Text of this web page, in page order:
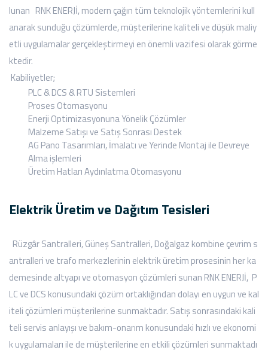
lunan RNK ENERJİ, modern çağın tüm teknolojik yöntemlerini kull
anarak sunduğu çözümlerde, müşterilerine kaliteli ve düşük maliy
etli uygulamalar gerçekleştirmeyi en önemli vazifesi olarak görme
ktedir.
Kabiliyetler;
PLC & DCS & RTU Sistemleri
Proses Otomasyonu
Enerji Optimizasyonuna Yönelik Çözümler
Malzeme Satışı ve Satış Sonrası Destek
AG Pano Tasarımları, İmalatı ve Yerinde Montaj ile Devreye
Alma işlemleri
Üretim Hatları Aydınlatma Otomasyonu
Elektrik Üretim ve Dağıtım Tesisleri
Rüzgâr Santralleri, Güneş Santralleri, Doğalgaz kombine çevrim s
antralleri ve trafo merkezlerinin elektrik üretim prosesinin her ka
demesinde altyapı ve otomasyon çözümleri sunan RNK ENERJİ, P
LC ve DCS konusundaki çözüm ortaklığından dolayı en uygun ve kal
iteli çözümleri müşterilerine sunmaktadır. Satış sonrasındaki kali
teli servis anlayışı ve bakım-onarım konusundaki hızlı ve ekonomi
k uygulamaları ile de müşterilerine en etkili çözümleri sunmaktadı